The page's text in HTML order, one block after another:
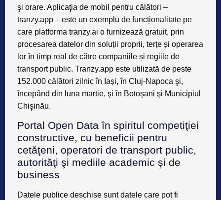
şi orare. Aplicaţia de mobil pentru călători –
tranzy.app – este un exemplu de funcționalitate pe
care platforma tranzy.ai o furnizează gratuit, prin
procesarea datelor din soluții proprii, terțe și operarea
lor în timp real de către companiile și regiile de
transport public. Tranzy.app este utilizată de peste
152.000 călători zilnic în Iași, în Cluj-Napoca şi,
începând din luna martie, şi în Botoşani şi Municipiul
Chişinӑu.
Portal Open Data în spiritul competiţiei
constructive, cu beneficii pentru
cetӑţeni, operatori de transport public,
autoritӑţi şi mediile academic şi de
business
Datele publice deschise sunt datele care pot fi